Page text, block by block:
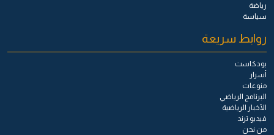
رياضة
سياسة
روابط سريعة
بودكاست
أسرار
منوعات
البرنامج الرياضي
الأخبار الرياضية
فيديو ترند
من نحن